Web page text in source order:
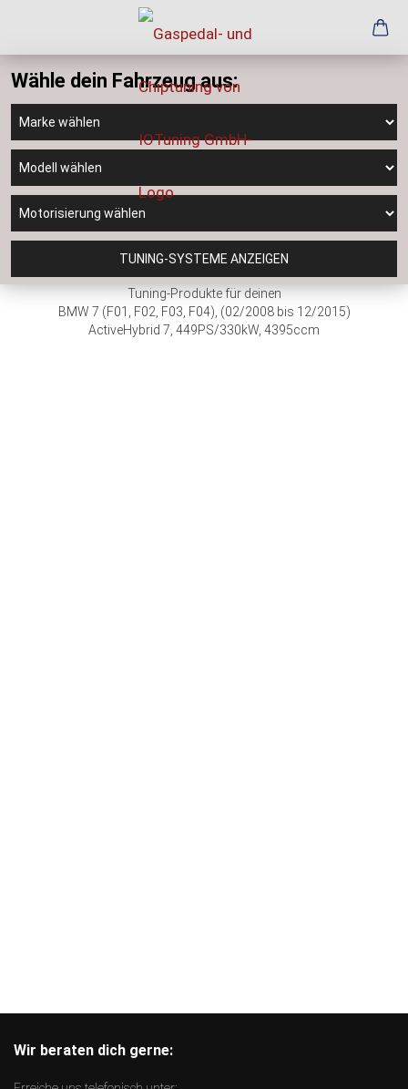
Wähle dein Fahrzeug aus:
TUNING-SYSTEME ANZEIGEN
Tuning-Produkte für deinen
BMW 7 (F01, F02, F03, F04), (02/2008 bis 12/2015)
ActiveHybrid 7, 449PS/330kW, 4395ccm
Wir beraten dich gerne: